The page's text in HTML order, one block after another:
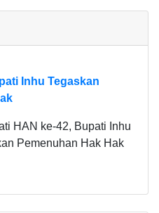
Inhu Tegaskan
HAN ke-42, Bupati Inhu
Pemenuhan Hak Hak